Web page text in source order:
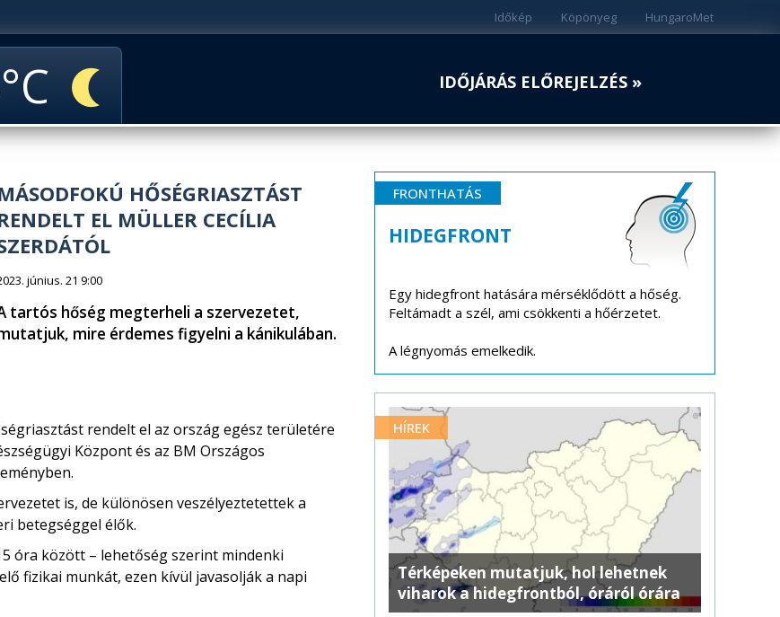
HungaroMet
Köpönyeg
Időkép
IDŐJÁRÁS ELŐREJELZÉS »
HŐSÉGRIASZTÁST
EL MÜLLER CECÍLIA
június. 21 9:00
tartós hőség megterheli a szervezetet,
mire érdemes figyelni a kánikulában.
rendelt el az ország egész területére
Központ és az BM Országos
is, de különösen veszélyeztetettek a
betegséggel élők.
óra között – lehetőség szerint mindenki
fizikai munkát, ezen kívül javasolják a napi
FRONTHATÁS
HIDEGFRONT
Egy hidegfront hatására mérséklődött a hőség.
Feltámadt a szél, ami csökkenti a hőérzetet.
A légnyomás emelkedik.
HÍREK
Térképeken mutatjuk, hol lehetnek
viharok a hidegfrontból, óráról órára